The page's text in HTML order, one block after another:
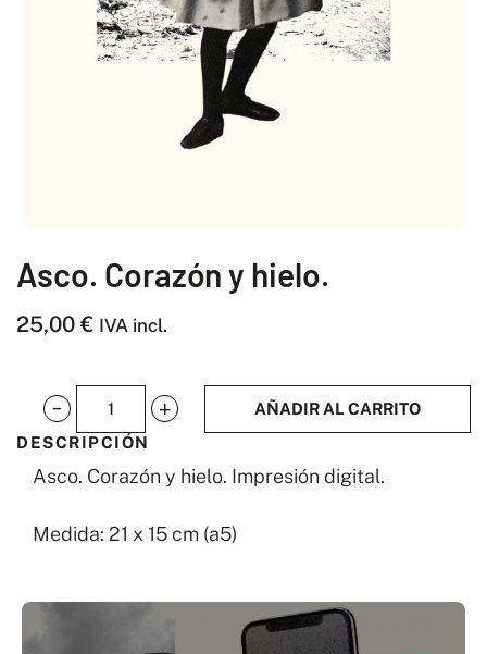
Asco. Corazón y hielo.
25,00€ IVA incl.
Asco.
Corazón
y
hielo.
AÑADIR AL CARRITO
DESCRIPCIÓN
Asco. Corazón y hielo. Impresión digital.
Medida: 21 x 15 cm (a5)